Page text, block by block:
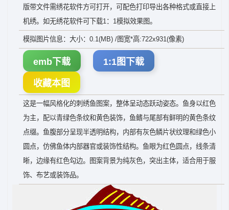
版带文件需绣花软件方可打开，可配色打印导出各种格式或直接上
机绣。如无绣花软件可下载1：1模拟效果图。
模拟图片信息：大小：0.1(MB) /图宽*高:722x931(像素)
emb下载 1:1图下载
收藏本图
这是一幅风格化的刺绣鱼图案，整体呈动态跃动姿态。鱼身以红色
为主，配以青绿色条纹和黄色装饰，鱼鳍与尾部有鲜明的黄色条纹
点缀。鱼腹部分呈现半透明结构，内部有灰色鳞片状纹理和绿色小
圆点，仿佛鱼体内部器官或装饰性结构。鱼眼为红色圆点，线条清
晰，边缘有红色勾边。图案背景为纯灰色，突出主体，适合用于服
饰、布艺或装饰品。